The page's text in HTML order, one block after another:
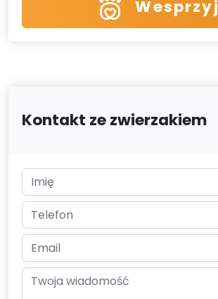
Wesprzyj
Kontakt ze zwierzakiem